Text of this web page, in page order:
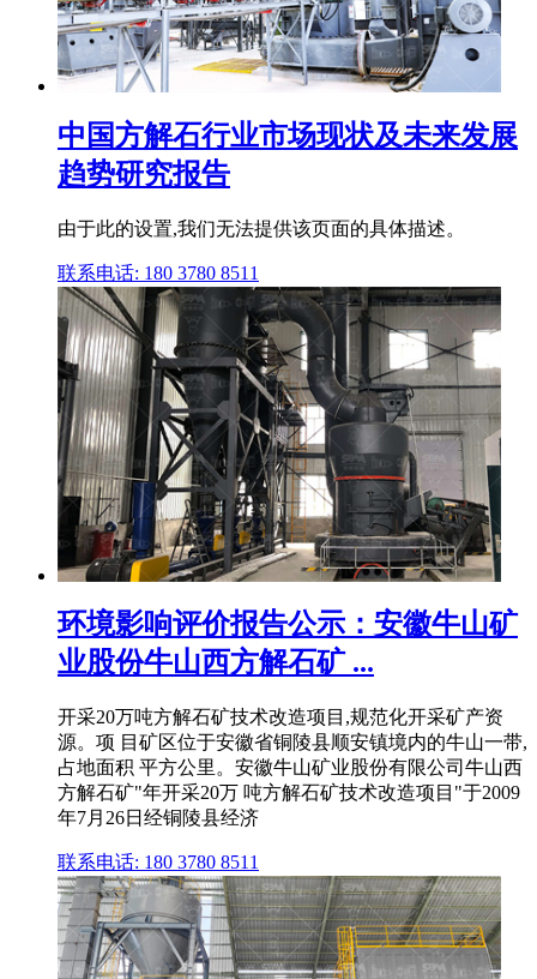
中国方解石行业市场现状及未来发展
趋势研究报告
由于此的设置,我们无法提供该页面的具体描述。
联系电话: 180 3780 8511
环境影响评价报告公示：安徽牛山矿
业股份牛山西方解石矿 ...
开采20万吨方解石矿技术改造项目,规范化开采矿产资
源。项 目矿区位于安徽省铜陵县顺安镇境内的牛山一带,
占地面积 平方公里。安徽牛山矿业股份有限公司牛山西
方解石矿"年开采20万 吨方解石矿技术改造项目"于2009
年7月26日经铜陵县经济
联系电话: 180 3780 8511